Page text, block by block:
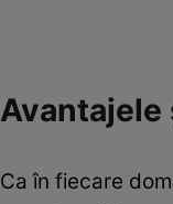
Avantajele
Ca în fiecare